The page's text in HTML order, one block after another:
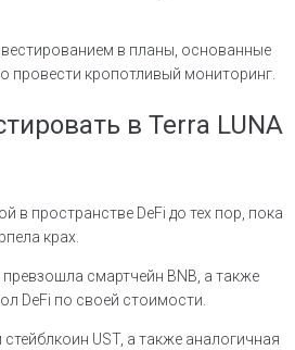
в планы, основанные
провести кропотливый мониторинг.
в Terra LUNA
в пространстве DeFi до тех пор, пока
крах.
превзошла смартчейн BNB, а также
DeFi по своей стоимости.
UST, а также аналогичная